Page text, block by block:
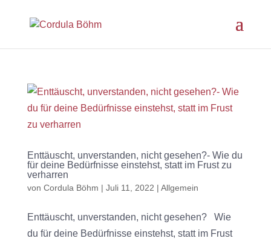
Enttäuscht, unverstanden, nicht gesehen?- Wie du
für deine Bedürfnisse einstehst, statt im Frust zu
verharren
von Cordula Böhm | Juli 11, 2022 | Allgemein
Enttäuscht, unverstanden, nicht gesehen? Wie
du für deine Bedürfnisse einstehst, statt im Frust